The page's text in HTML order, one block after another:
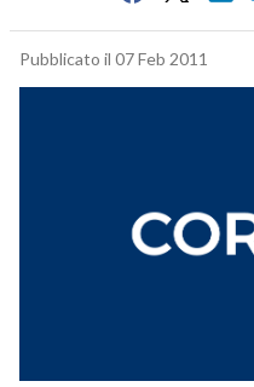
Pubblicato il 07 Feb 2011